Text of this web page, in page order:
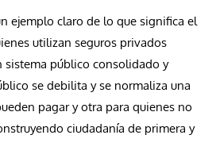
ejemplo claro de lo que significa el
utilizan seguros privados
sistema público consolidado y
se debilita y se normaliza una
pagar y otra para quienes no
ciudadanía de primera y